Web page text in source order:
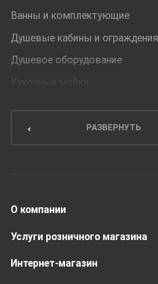
Ванны и комплектующие
Душевые кабины и ограждения
Душевое оборудование
Кухонные мойки
Мебель для кухниРАЗВЕРНУТЬ
О компании
Услуги розничного магазина
Интернет-магазин